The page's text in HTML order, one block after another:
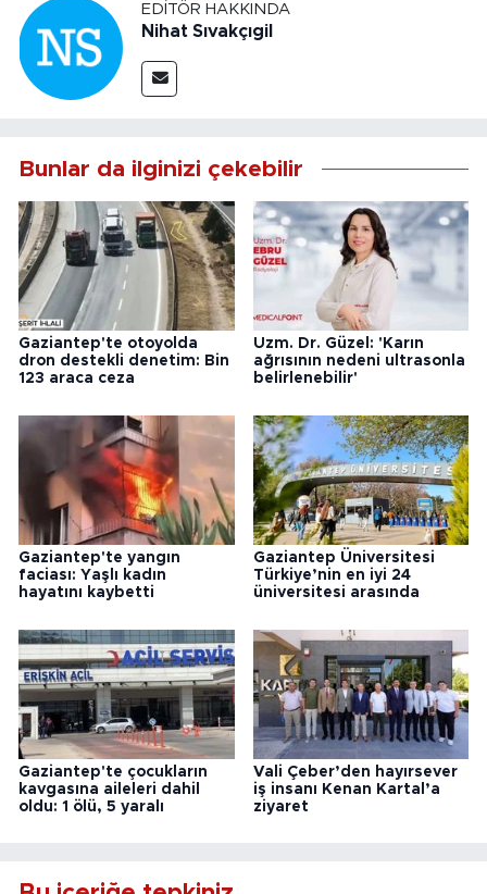
EDITÖR HAKKINDA
Nihat Sıvakçıgil
Bunlar da ilginizi çekebilir
Gaziantep'te otoyolda
dron destekli denetim: Bin
123 araca ceza
Uzm. Dr. Güzel: 'Karın
ağrısının nedeni ultrasonla
belirlenebilir'
Gaziantep'te yangın
faciası: Yaşlı kadın
hayatını kaybetti
Gaziantep Üniversitesi
Türkiye’nin en iyi 24
üniversitesi arasında
Gaziantep'te çocukların
kavgasına aileleri dahil
oldu: 1 ölü, 5 yaralı
Vali Çeber’den hayırsever
iş insanı Kenan Kartal’a
ziyaret